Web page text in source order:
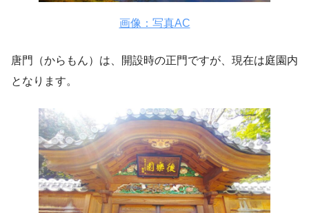
画像：写真AC
唐門（からもん）は、開設時の正門ですが、現在は庭園内
となります。